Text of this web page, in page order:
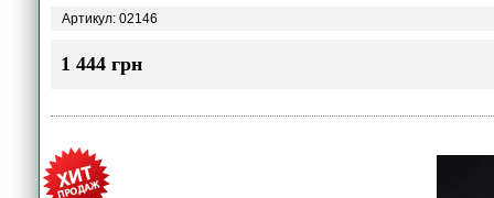
Артикул: 02146
1 444 грн